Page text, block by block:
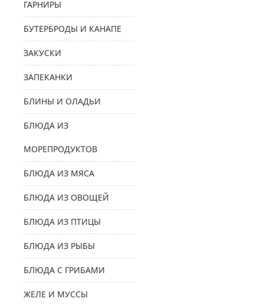
ГАРНИРЫ
БУТЕРБРОДЫ И КАНАПЕ
ЗАКУСКИ
ЗАПЕКАНКИ
БЛИНЫ И ОЛАДЬИ
БЛЮДА ИЗ
МОРЕПРОДУКТОВ
БЛЮДА ИЗ МЯСА
БЛЮДА ИЗ ОВОЩЕЙ
БЛЮДА ИЗ ПТИЦЫ
БЛЮДА ИЗ РЫБЫ
БЛЮДА С ГРИБАМИ
ЖЕЛЕ И МУССЫ